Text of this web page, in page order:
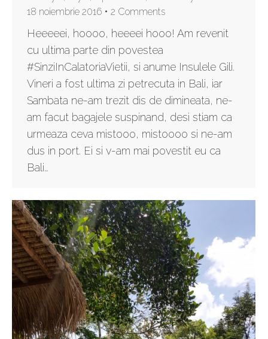
18 noiembrie 2016
2 Comments
Heeeeei, hoooo, heeeei hooo! Am revenit
cu ultima parte din povestea
#SinziInCalatoriaVietii, si anume Insulele Gili.
Vineri a fost ultima zi petrecuta in Bali, iar
Sambata ne-am trezit dis de dimineata, ne-
am facut bagajele suspinand, desi stiam ca
urmeaza ceva mistooo, mistoooo si ne-am
dus in port. Ei si v-am mai povestit eu ca
Bali…